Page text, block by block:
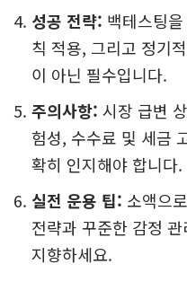
성공 전략: 백테스팅
칙 적용, 그리고 정기
이 아닌 필수입니다.
주의사항: 시장 급변
험성, 수수료 및 세금
확히 인지해야 합니다.
실전 운용 팁: 소액으
전략과 꾸준한 감정
지향하세요.